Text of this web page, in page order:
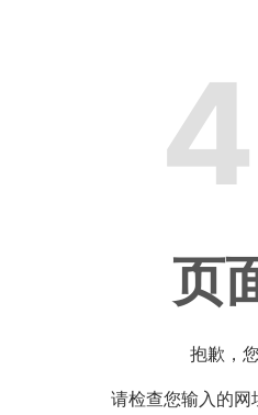
页
抱歉，
请检查您输入的